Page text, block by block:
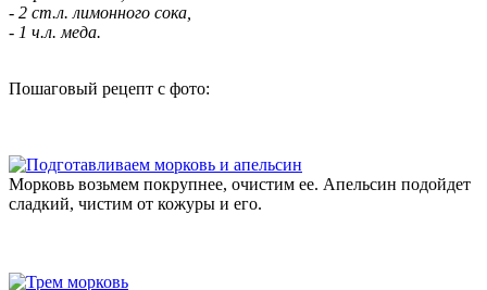
- 2 ст.л. лимонного сока,
- 1 ч.л. меда.
Пошаговый рецепт с фото:
Морковь возьмем покрупнее, очистим ее. Апельсин подойдет
сладкий, чистим от кожуры и его.